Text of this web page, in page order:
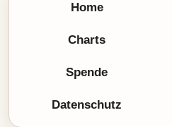
Home
Charts
Spende
Datenschutz